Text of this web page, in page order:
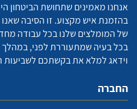
אנחנו מאמינים שתחושת הביטחון
בהזמנת איש מקצוע. זו הסיבה
של המומלצים שלנו בכל עבודה
בכל בעיה שמתעוררת לפני, במהלך
וידאג למלא את בקשתכם לשביעות
החברה